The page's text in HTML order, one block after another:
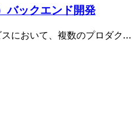
バックエンド開発
において、複数のプロダクト
中心に、Webアプリケーシ
機能の改善を行い、クラウド
がら安定したサービス運用と
ケ
を用いたデータベース開発経